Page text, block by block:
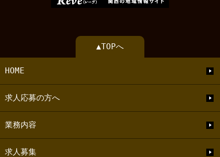
▲TOPへ
HOME
求人応募の方へ
業務内容
求人募集